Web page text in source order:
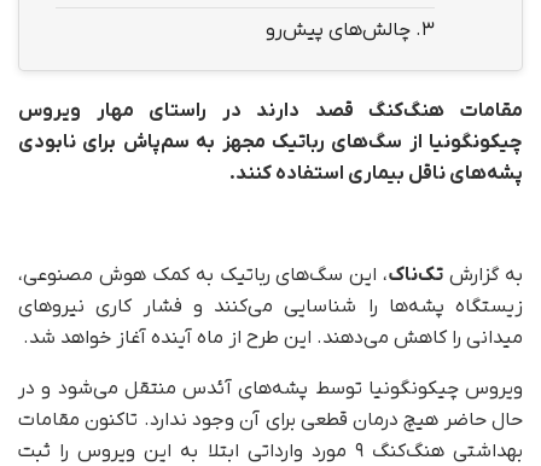
3. چالش‌های پیش‌رو
مقامات هنگ‌کنگ قصد دارند در راستای مهار ویروس
چیکونگونیا از سگ‌های رباتیک مجهز به سم‌پاش برای نابودی
پشه‌های ناقل بیماری استفاده کنند.
به گزارش تک‌ناک، این سگ‌های رباتیک به کمک هوش مصنوعی،
زیستگاه پشه‌ها را شناسایی می‌کنند و فشار کاری نیروهای
میدانی را کاهش می‌دهند. این طرح از ماه آینده آغاز خواهد شد.
ویروس چیکونگونیا توسط پشه‌های آئدس منتقل می‌شود و در
حال حاضر هیچ درمان قطعی برای آن وجود ندارد. تاکنون مقامات
بهداشتی هنگ‌کنگ ۹ مورد وارداتی ابتلا به این ویروس را ثبت